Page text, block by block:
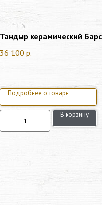
Тандыр керамический Барс
36 100 р.
Подробнее о товаре
В корзину